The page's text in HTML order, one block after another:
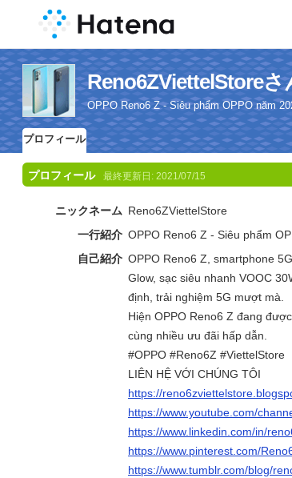
Reno6ZViettelStore
OPPO Reno6 Z - Siêu phẩm OPPO năm
プロフィール
プロフィール 最終更新日: 2021/07/15
ニックネーム Reno6ZViettelStore
一行紹介 OPPO Reno6 Z - Siêu phẩm
自己紹介 OPPO Reno6 Z, smartphone
Glow, sạc siêu nhanh VOOC
định, trải nghiệm 5G mượt mà.
Hiện OPPO Reno6 Z đang
cùng nhiều ưu đãi hấp dẫn.
#OPPO #Reno6Z #ViettelStore
LIÊN HỆ VỚI CHÚNG TÔI
https://
https://www.youtube.com/
https://www.linkedin.com/in/
https://www.pinterest.com/
https://www.tumblr.com/blog/